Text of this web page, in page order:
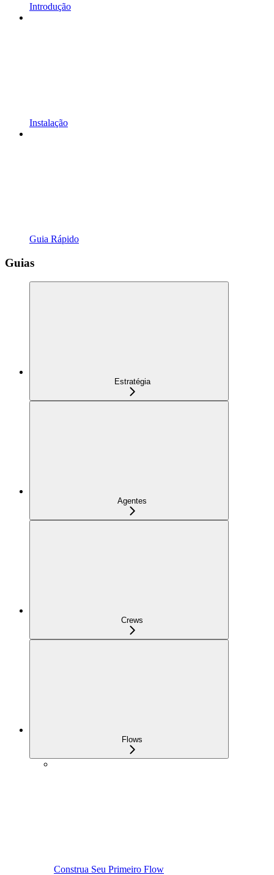
Introdução
Instalação
Guia Rápido
Guias
Estratégia
Agentes
Crews
Flows
Construa Seu Primeiro Flow